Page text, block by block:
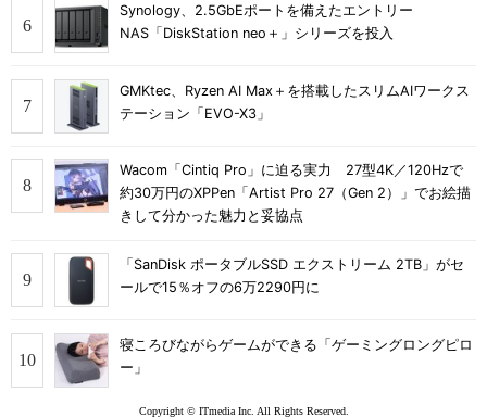
Synology、2.5GbEポートを備えたエントリー
NAS「DiskStation neo＋」シリーズを投入
GMKtec、Ryzen AI Max＋を搭載したスリムAIワークス
テーション「EVO-X3」
Wacom「Cintiq Pro」に迫る実力 27型4K／120Hzで
約30万円のXPPen「Artist Pro 27（Gen 2）」でお絵描
きして分かった魅力と妥協点
「SanDisk ポータブルSSD エクストリーム 2TB」がセ
ールで15％オフの6万2290円に
寝ころびながらゲームができる「ゲーミングロングピロ
ー」
Copyright © ITmedia Inc. All Rights Reserved.